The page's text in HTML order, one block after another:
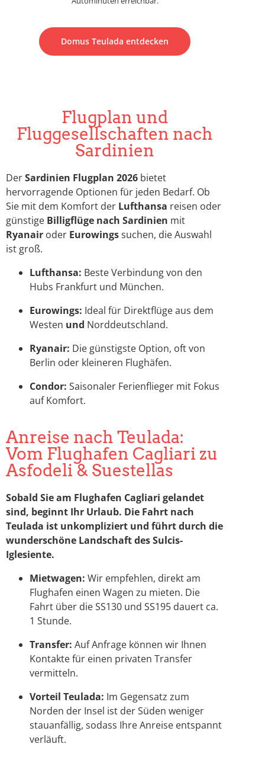
Domus Teulada entdecken
Flugplan und
Fluggesellschaften nach
Sardinien
DerSardinien Flugplan 2026 bietet
hervorragende Optionen für jeden Bedarf. Ob
Sie mit dem Komfort der Lufthansa reisen oder
günstige Billigflüge nach Sardinien mit
Ryanair oder Eurowingssuchen, die Auswahl
ist groß.
Lufthansa: Beste Verbindung von den
Hubs Frankfurt und München.
Eurowings: Ideal für Direktflüge aus dem
Westen und Norddeutschland.
Ryanair: Die günstigste Option, oft von
Berlin oder kleineren Flughäfen.
Condor: Saisonaler Ferienflieger mit Fokus
auf Komfort.
Anreise nach Teulada:
Vom Flughafen Cagliari zu
Asfodeli & Suestellas
Sobald Sie am Flughafen Cagliari gelandet
sind, beginnt Ihr Urlaub. Die Fahrt nach
Teulada ist unkompliziert und führt durch die
wunderschöne Landschaft des Sulcis-
Iglesiente.
Mietwagen: Wir empfehlen, direkt am
Flughafen einen Wagen zu mieten. Die
Fahrt über die SS130 und SS195 dauert ca.
1 Stunde.
Transfer: Auf Anfrage können wir Ihnen
Kontakte für einen privaten Transfer
vermitteln.
Vorteil Teulada: Im Gegensatz zum
Norden der Insel ist der Süden weniger
stauanfällig, sodass Ihre Anreise entspannt
verläuft.